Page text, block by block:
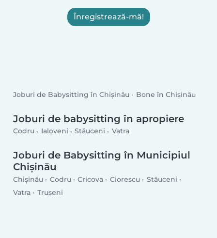
Înregistrează-mă!
Joburi de Babysitting în Chișinău Bone în Chișinău
Joburi de babysitting în apropiere
Codru Ialoveni Stăuceni Vatra
Joburi de Babysitting în Municipiul
Chișinău
Chișinău Codru Cricova Ciorescu
Stăuceni
Vatra
Truşeni